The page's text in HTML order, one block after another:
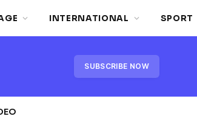
INTERNATIONAL SPORT
SUBSCRIBE NOW